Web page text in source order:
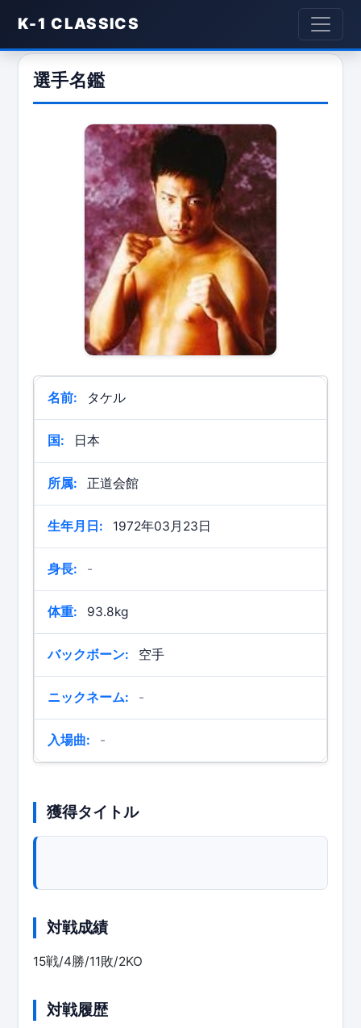
K-1 CLASSICS
選手名鑑
名前: タケル
国: 日本
所属: 正道会館
生年月日: 1972年03月23日
身長: -
体重: 93.8kg
バックボーン: 空手
ニックネーム: -
入場曲: -
獲得タイトル
対戦成績
15戦/4勝/11敗/2KO
対戦履歴